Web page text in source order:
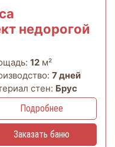
недорогой
12 м²
7 дней
стен: Брус
Подробнее
Заказать баню